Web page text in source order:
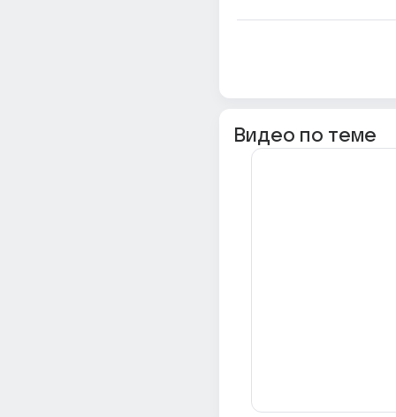
Видео по теме